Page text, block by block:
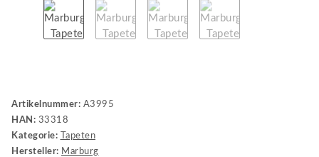
Artikelnummer: A3995
HAN: 33318
Kategorie:
Tapeten
Hersteller: Marburg